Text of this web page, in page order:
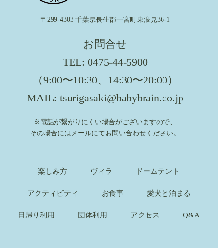
〒299-4303 千葉県長生郡一宮町東浪見36-1
お問合せ
TEL: 0475-44-5900
（9:00〜10:30、14:30〜20:00）
MAIL:tsurigasaki@babybrain.co.jp
※電話が繋がりにくい場合がございますので、
その場合にはメールにてお問い合わせください。
楽しみ方 ヴィラ ドームテント
アクティビティ お食事 愛犬と泊まる
日帰り利用 団体利用 アクセス Q&A